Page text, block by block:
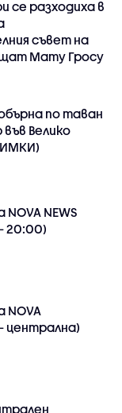
се разходиха в
съвет на
щат Мату Гросу
по таван
Велико
NEWS
20:00)
NOVA
централна)